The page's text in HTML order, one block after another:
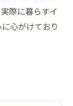
際に暮らすイ
心がけており